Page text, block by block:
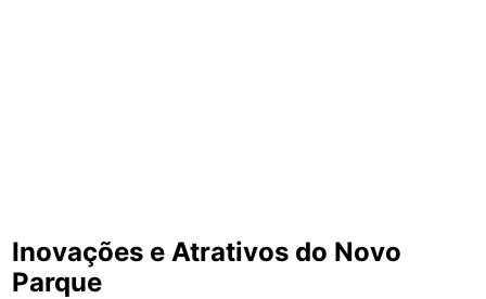
Inovações e Atrativos do Novo
Parque